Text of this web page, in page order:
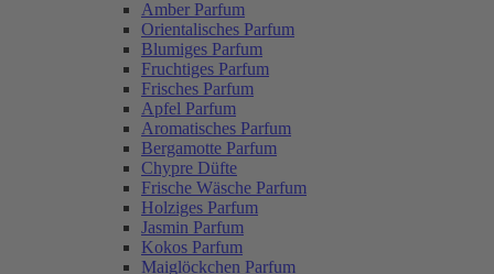
Amber Parfum
Orientalisches Parfum
Blumiges Parfum
Fruchtiges Parfum
Frisches Parfum
Apfel Parfum
Aromatisches Parfum
Bergamotte Parfum
Chypre Düfte
Frische Wäsche Parfum
Holziges Parfum
Jasmin Parfum
Kokos Parfum
Maiglöckchen Parfum